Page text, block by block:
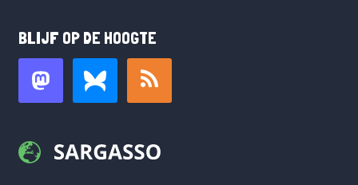
BLIJF OP DE HOOGTE